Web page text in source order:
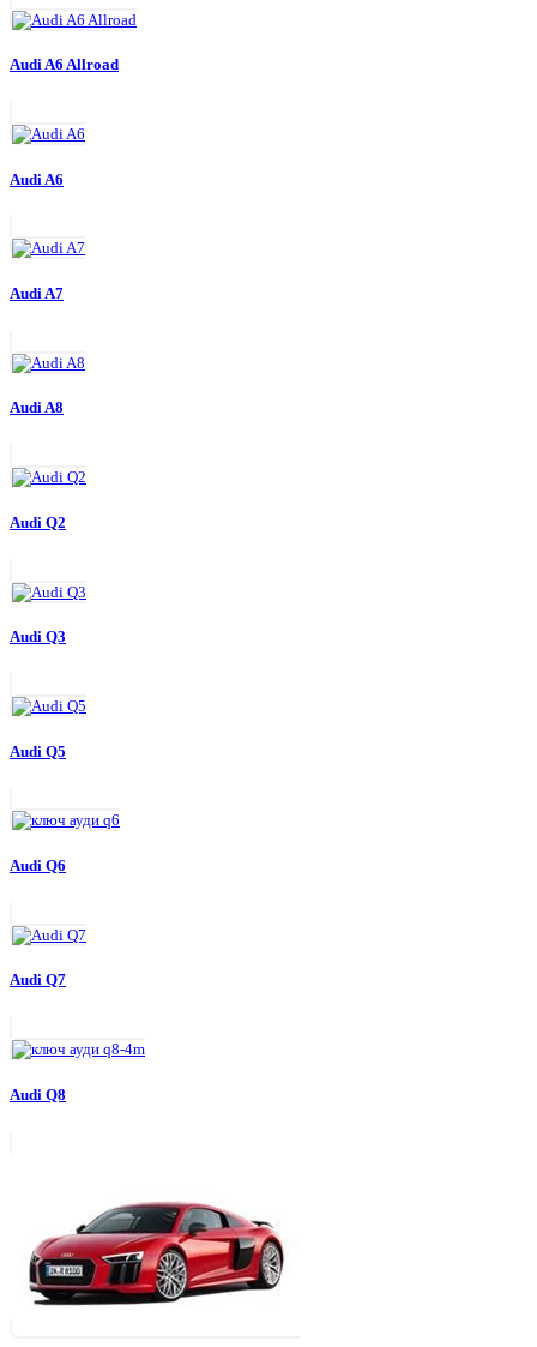
Audi A6 Allroad
Audi A6
Audi A7
Audi A8
Audi Q2
Audi Q3
Audi Q5
Audi Q6
Audi Q7
Audi Q8